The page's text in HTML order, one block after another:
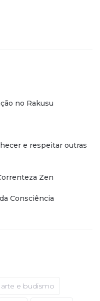
no Rakusu
e respeitar outras
Zen
Consciência
arte e budismo